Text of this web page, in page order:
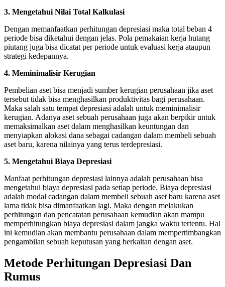
3. Mengetahui Nilai Total Kalkulasi
Dengan memanfaatkan perhitungan depresiasi maka total beban 4
periode bisa diketahui dengan jelas. Pola pemakaian kerja hutang
piutang juga bisa dicatat per periode untuk evaluasi kerja ataupun
strategi kedepannya.
4. Meminimalisir Kerugian
Pembelian aset bisa menjadi sumber kerugian perusahaan jika aset
tersebut tidak bisa menghasilkan produktivitas bagi perusahaan.
Maka salah satu tempat depresiasi adalah untuk meminimalisir
kerugian. Adanya aset sebuah perusahaan juga akan berpikir untuk
memaksimalkan aset dalam menghasilkan keuntungan dan
menyiapkan alokasi dana sebagai cadangan dalam membeli sebuah
aset baru, karena nilainya yang terus terdepresiasi.
5. Mengetahui Biaya Depresiasi
Manfaat perhitungan depresiasi lainnya adalah perusahaan bisa
mengetahui biaya depresiasi pada setiap periode. Biaya depresiasi
adalah modal cadangan dalam membeli sebuah aset baru karena aset
lama tidak bisa dimanfaatkan lagi. Maka dengan melakukan
perhitungan dan pencatatan perusahaan kemudian akan mampu
memperhitungkan biaya depresiasi dalam jangka waktu tertentu. Hal
ini kemudian akan membantu perusahaan dalam mempertimbangkan
pengambilan sebuah keputusan yang berkaitan dengan aset.
Metode Perhitungan Depresiasi Dan
Rumus